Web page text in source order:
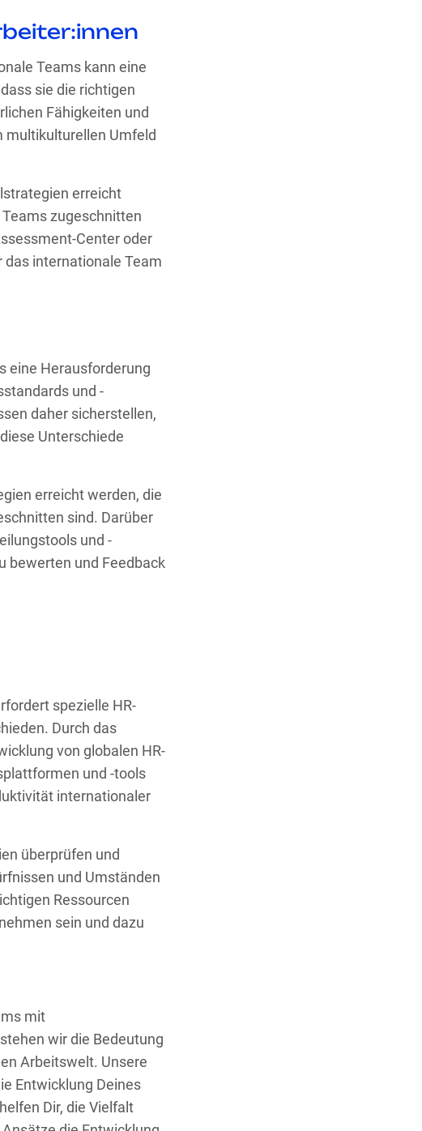
Teams kann eine
sie die richtigen
Fähigkeiten und
multikulturellen Umfeld
erreicht
zugeschnitten
Center oder
das internationale Team
eine Herausforderung
und -
daher sicherstellen,
Unterschiede
erreicht werden, die
sind. Darüber
und -
bewerten und Feedback
spezielle HR-
Durch das
von globalen HR-
und -tools
internationaler
überprüfen und
und Umständen
Ressourcen
sein und dazu
mit
wir die Bedeutung
Arbeitswelt. Unsere
Entwicklung Deines
Dir, die Vielfalt